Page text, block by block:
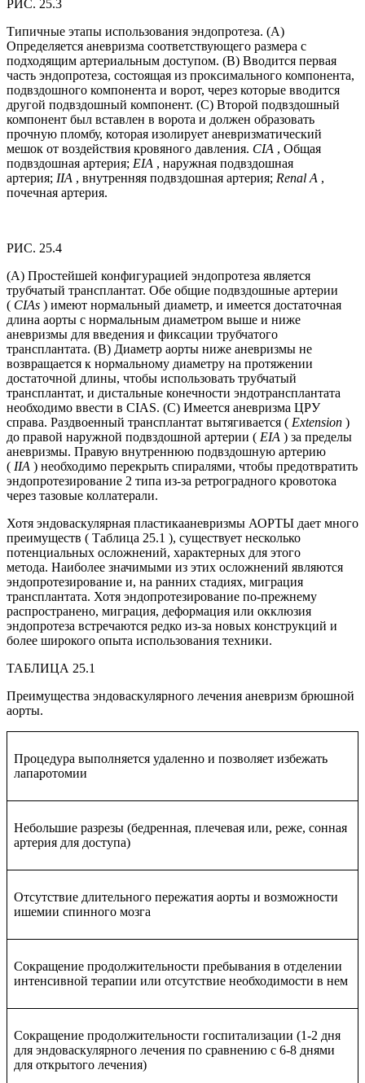
РИС. 25.3
Типичные этапы использования эндопротеза. (А)
Определяется аневризма соответствующего размера с
подходящим артериальным доступом. (B) Вводится первая
часть эндопротеза, состоящая из проксимального компонента,
подвздошного компонента и ворот, через которые вводится
другой подвздошный компонент. (C) Второй подвздошный
компонент был вставлен в ворота и должен образовать
прочную пломбу, которая изолирует аневризматический
мешок от воздействия кровяного давления. CIA , Общая
подвздошная артерия; EIA , наружная подвздошная
артерия; IIA , внутренняя подвздошная артерия; Renal A ,
почечная артерия.
РИС. 25.4
(A) Простейшей конфигурацией эндопротеза является
трубчатый трансплантат. Обе общие подвздошные артерии
( CIAs ) имеют нормальный диаметр, и имеется достаточная
длина аорты с нормальным диаметром выше и ниже
аневризмы для введения и фиксации трубчатого
трансплантата. (B) Диаметр аорты ниже аневризмы не
возвращается к нормальному диаметру на протяжении
достаточной длины, чтобы использовать трубчатый
трансплантат, и дистальные конечности эндотрансплантата
необходимо ввести в CIAS. (C) Имеется аневризма ЦРУ
справа. Раздвоенный трансплантат вытягивается ( Extension )
до правой наружной подвздошной артерии ( EIA ) за пределы
аневризмы. Правую внутреннюю подвздошную артерию
( IIA ) необходимо перекрыть спиралями, чтобы предотвратить
эндопротезирование 2 типа из-за ретроградного кровотока
через тазовые коллатерали.
Хотя эндоваскулярная пластикааневризмы АОРТЫ дает много
преимуществ ( Таблица 25.1 ), существует несколько
потенциальных осложнений, характерных для этого
метода. Наиболее значимыми из этих осложнений являются
эндопротезирование и, на ранних стадиях, миграция
трансплантата. Хотя эндопротезирование по-прежнему
распространено, миграция, деформация или окклюзия
эндопротеза встречаются редко из-за новых конструкций и
более широкого опыта использования техники.
ТАБЛИЦА 25.1
Преимущества эндоваскулярного лечения аневризм брюшной
аорты.
Процедура выполняется удаленно и позволяет избежать
лапаротомии
Небольшие разрезы (бедренная, плечевая или, реже, сонная
артерия для доступа)
Отсутствие длительного пережатия аорты и возможности
ишемии спинного мозга
Сокращение продолжительности пребывания в отделении
интенсивной терапии или отсутствие необходимости в нем
Сокращение продолжительности госпитализации (1-2 дня
для эндоваскулярного лечения по сравнению с 6-8 днями
для открытого лечения)